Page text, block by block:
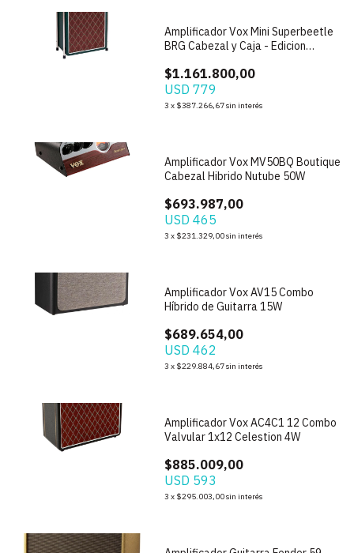
Amplificador Vox Mini Superbeetle
BRG Cabezal y Caja - Edicion
$1.161.800,00
USD 779
3 x $387.266,67sin interés
Amplificador Vox MV50BQ Boutique
Cabezal Hibrido Nutube 50W
$693.987,00
USD 465
3 x $231.329,00sin interés
Amplificador Vox AV15 Combo
Híbrido de Guitarra 15W
$689.654,00
USD 462
3 x $229.884,67sin interés
Amplificador Vox AC4C1 12 Combo
Valvular 1x12 Celestion 4W
$885.009,00
USD 593
3 x $295.003,00sin interés